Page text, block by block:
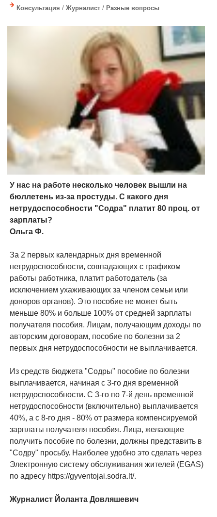
Консультация / Журналист / Разные вопросы
У нас на работе несколько человек вышли на
бюллетень из-за простуды. С какого дня
нетрудоспособности "Содра" платит 80 проц. от
зарплаты?
Ольга Ф.
За 2 первых календарных дня временной
нетрудоспособности, совпадающих с графиком
работы работника, платит работодатель (за
исключением ухаживающих за членом семьи или
доноров органов). Это пособие не может быть
меньше 80% и больше 100% от средней зарплаты
получателя пособия. Лицам, получающим доходы по
авторским договорам, пособие по болезни за 2
первых дня нетрудоспособности не выплачивается.
Из средств бюджета "Содры" пособие по болезни
выплачивается, начиная с 3-го дня временной
нетрудоспособности. С 3-го по 7-й день временной
нетрудоспособности (включительно) выплачивается
40%, а с 8-го дня - 80% от размера компенсируемой
зарплаты получателя пособия. Лица, желающие
получить пособие по болезни, должны представить в
"Содру" просьбу. Наиболее удобно это сделать через
Электронную систему обслуживания жителей (EGAS)
по адресу https://gyventojai.sodra.lt/.
Журналист Йоланта Довляшевич